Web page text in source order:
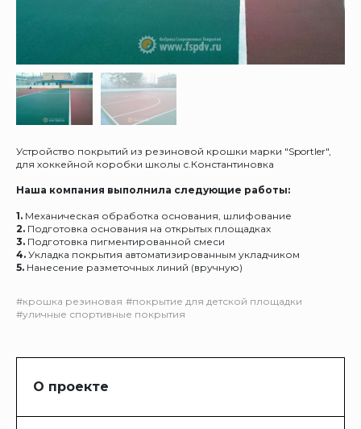
Устройство покрытий из резиновой крошки марки "Sportler",
для хоккейной коробки школы с.Константиновка
Наша компания выполнила следующие работы:
1. Механическая обработка основания, шлифование
2. Подготовка основания на открытых площадках
3. Подготовка пигментированной смеси
4. Укладка покрытия автоматизированным укладчиком
5. Нанесение разметочных линий (вручную)
#крошка резиновая #покрытие для детской площадки
#уличные спортивные покрытия
О проекте